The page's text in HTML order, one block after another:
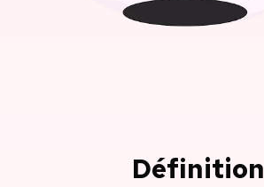
Définition